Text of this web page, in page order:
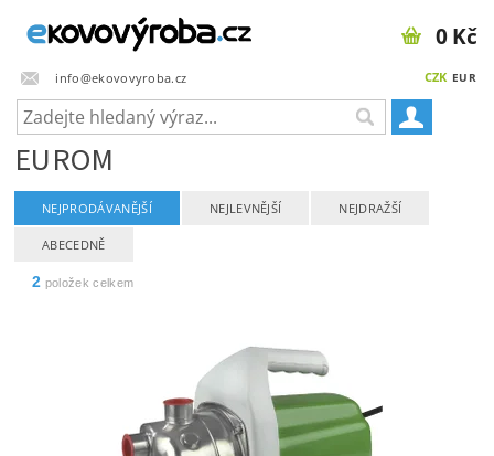
info@ekovovyroba.cz CZK EUR
0 Kč
EUROM
NEJPRODÁVANĚJŠÍ NEJLEVNĚJŠÍ NEJDRAŽŠÍ
ABECEDNĚ
2 položek celkem